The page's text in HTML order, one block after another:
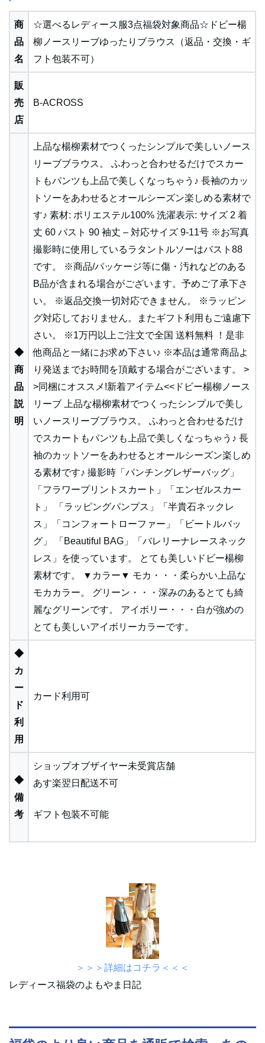
商
品
名
☆選べるレディース服3点福袋対象商品☆ドビー楊
柳ノースリーブゆったりブラウス（返品・交換・ギ
フト包装不可）
販
売
店
B-ACROSS
◆
商
品
説
明
上品な楊柳素材でつくったシンプルで美しいノース
リーブブラウス。 ふわっと合わせるだけでスカー
トもパンツも上品で美しくなっちゃう♪ 長袖のカッ
トソーをあわせるとオールシーズン楽しめる素材で
す♪ 素材: ポリエステル100% 洗濯表示: サイズ 2 着
丈 60 バスト 90 袖丈 – 対応サイズ 9-11号 ※お写真
撮影時に使用しているラタントルソーはバスト88
です。 ※商品/パッケージ等に傷・汚れなどのある
B品が含まれる場合がございます。予めご了承下さ
い。 ※返品交換一切対応できません。 ※ラッピン
グ対応しておりません。またギフト利用もご遠慮下
さい。 ※1万円以上ご注文で全国 送料無料 ！是非
他商品と一緒にお求め下さい♪ ※本品は通常商品よ
り発送までお時間を頂戴する場合がございます。 >
>同梱にオススメ!新着アイテム<<ドビー楊柳ノース
リーブ 上品な楊柳素材でつくったシンプルで美し
いノースリーブブラウス。 ふわっと合わせるだけ
でスカートもパンツも上品で美しくなっちゃう♪ 長
袖のカットソーをあわせるとオールシーズン楽しめ
る素材です♪ 撮影時「パンチングレザーバッグ」
「フラワープリントスカート」「エンゼルスカー
ト」 「ラッピングパンプス」「半貴石ネックレ
ス」「コンフォートローファー」「ビートルバッ
グ」 「Beautiful BAG」「バレリーナレースネック
レス」を使っています。 とても美しいドビー楊柳
素材です。 ▼カラー▼ モカ・・・柔らかい上品な
モカカラー。 グリーン・・・深みのあるとても綺
麗なグリーンです。 アイボリー・・・白が強めの
とても美しいアイボリーカラーです。
◆
カ
ー
ド
利
用
カード利用可
◆
備
考
ショップオブザイヤー未受賞店舗
あす楽翌日配送不可
ギフト包装不可能
＞＞＞詳細はコチラ＜＜＜
レディース福袋のよもやま日記